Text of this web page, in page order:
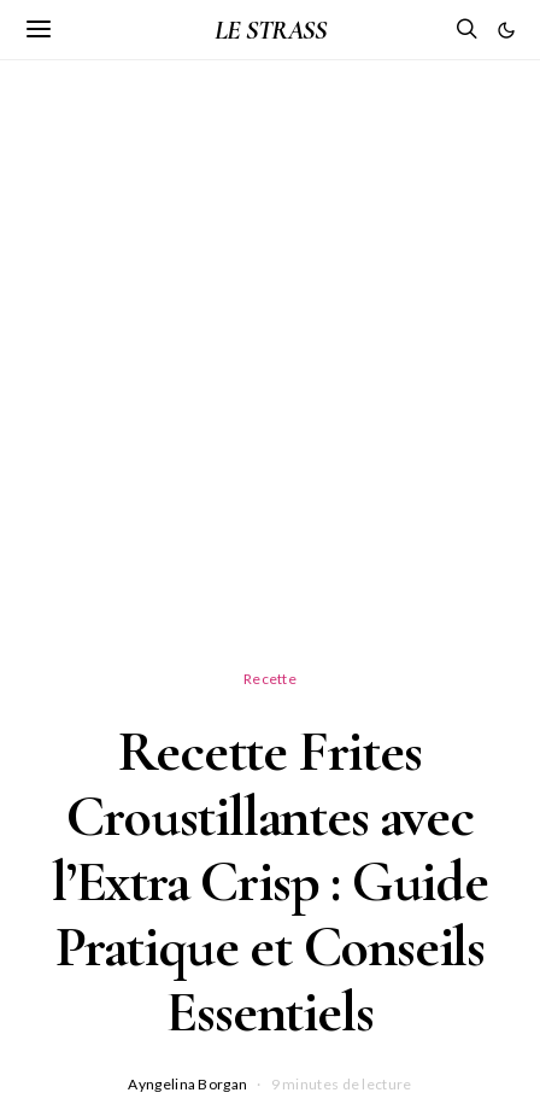
LE STRASS
Recette
Recette Frites
Croustillantes avec
l’Extra Crisp : Guide
Pratique et Conseils
Essentiels
Ayngelina Borgan 9 minutes de lecture